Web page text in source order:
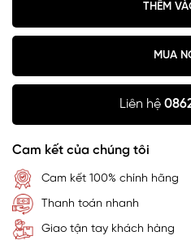
THÊM
MUA
Liên hệ
Cam kết của chúng tôi
Cam kết 100% chính hãng
Thanh toán nhanh
Giao tận tay khách hàng